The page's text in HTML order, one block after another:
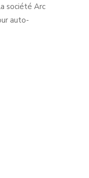
société Arc
auto-